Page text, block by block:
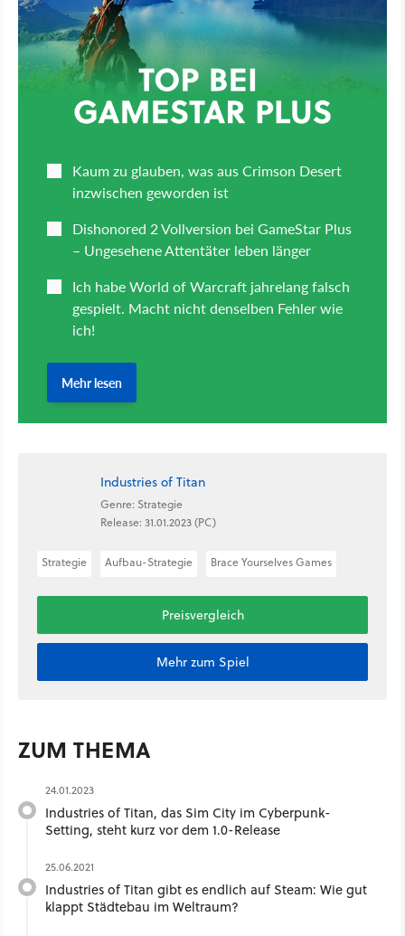
Industries of Titan
Genre: Strategie
Release: 31.01.2023 (PC)
Strategie Aufbau-Strategie Brace Yourselves Games
Preisvergleich
Mehr zum Spiel
ZUM THEMA
24.01.2023
Industries of Titan, das Sim City im Cyberpunk-
Setting, steht kurz vor dem 1.0-Release
25.06.2021
Industries of Titan gibt es endlich auf Steam: Wie gut
klappt Städtebau im Weltraum?